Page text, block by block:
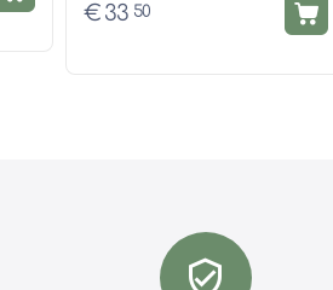
€ 33 50